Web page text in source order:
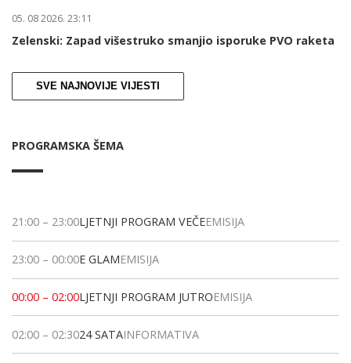
05. 08 2026. 23:11
Zelenski: Zapad višestruko smanjio isporuke PVO raketa
SVE NAJNOVIJE VIJESTI
PROGRAMSKA ŠEMA
21:00 – 23:00LJETNJI PROGRAM VEČEEMISIJA
23:00 – 00:00E GLAMEMISIJA
00:00 – 02:00LJETNJI PROGRAM JUTROEMISIJA
02:00 – 02:3024 SATAINFORMATIVA